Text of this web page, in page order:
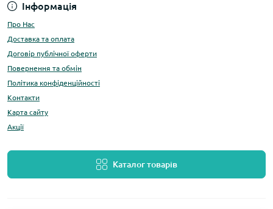
Інформація
Про Нас
Доставка та оплата
Договір публічної оферти
Повернення та обмін
Політика конфіденційності
Контакти
Карта сайту
Акції
Каталог товарів